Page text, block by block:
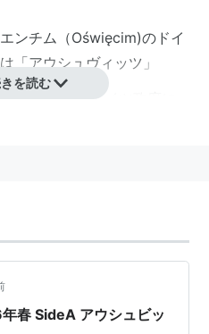
ンチム（Oświęcim)のドイ
「アウシュヴィッツ 」
たナチス・ドイツ政府に
ユダヤ人が移送された。
場合、単なる地名ではな
された所業を指すことが
を読む
春 SideA アウシュビッ